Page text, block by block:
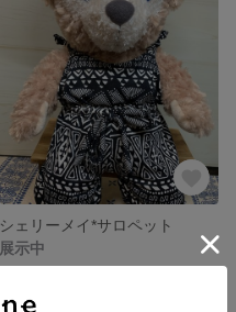
シェリーメイ*サロペット
展示中